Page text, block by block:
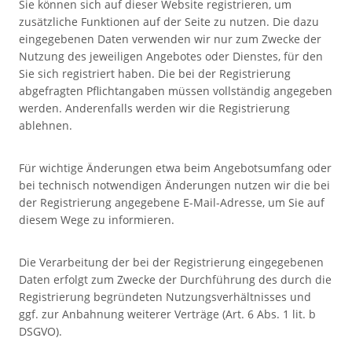
Sie können sich auf dieser Website registrieren, um
zusätzliche Funktionen auf der Seite zu nutzen. Die dazu
eingegebenen Daten verwenden wir nur zum Zwecke der
Nutzung des jeweiligen Angebotes oder Dienstes, für den
Sie sich registriert haben. Die bei der Registrierung
abgefragten Pflichtangaben müssen vollständig angegeben
werden. Anderenfalls werden wir die Registrierung
ablehnen.
Für wichtige Änderungen etwa beim Angebotsumfang oder
bei technisch notwendigen Änderungen nutzen wir die bei
der Registrierung angegebene E-Mail-Adresse, um Sie auf
diesem Wege zu informieren.
Die Verarbeitung der bei der Registrierung eingegebenen
Daten erfolgt zum Zwecke der Durchführung des durch die
Registrierung begründeten Nutzungsverhältnisses und
ggf. zur Anbahnung weiterer Verträge (Art. 6 Abs. 1 lit. b
DSGVO).